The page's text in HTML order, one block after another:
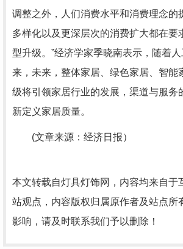
调整之外，人们消费水平和消费理念的
多样化以及更深层次的消费扩大都在要
型升级。”经济学家季晓南表示，随着
来，未来，整体家居、绿色家居、智能
级将引领家居行业的发展，渠道与服务
新定义家居质量。
(文章来源：经济日报）
本文转载自灯具灯饰网，内容均来自于
站观点，内容版权归属原作者及站点所
影响，请及时联系我们予以删除！